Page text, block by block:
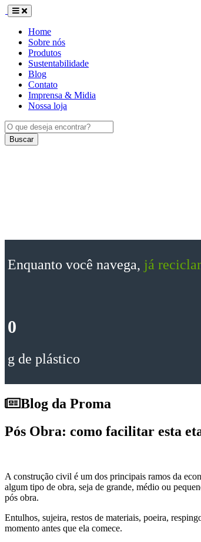
Home
Sobre nós
Produtos
Sustentabilidade
Blog
Contato
Imprensa & Midia
Nossa loja
Buscar
Enquanto você navega, já
0
g de plástico
Blog da Proma
Pós Obra: como facilitar esta
A construção civil é um dos principais ramos da
algum tipo de obra, seja de grande, médio ou
pós obra.
Entulhos, sujeira, restos de materiais, poeira,
momento antes que ela comece.